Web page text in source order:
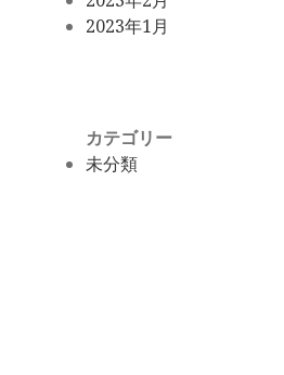
2023年1月
カテゴリー
未分類